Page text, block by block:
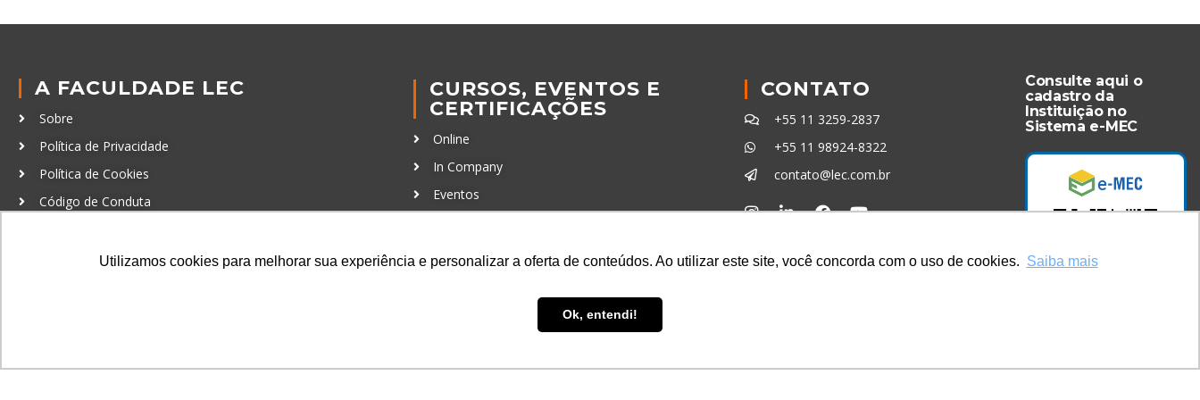
Utilizamos cookies para melhorar sua experiência e personalizar a oferta de conteúdos. Ao utilizar este site, você concorda com o uso de cookies. Saiba mais
Ok, entendi!
A FACULDADE LEC
Sobre
Política de Privacidade
Política de Cookies
Código de Conduta
CURSOS, EVENTOS E
CERTIFICAÇÕES
Online
In Company
Eventos
CONTATO
+55 11 3259-2837
+55 11 98924-8322
contato@lec.com.br
Consulte aqui o
cadastro da
Instituição no
Sistema e-MEC